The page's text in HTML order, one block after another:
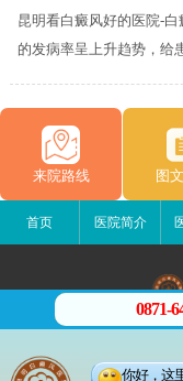
昆明看白癜风好的医院-
的发病率呈上升趋势，给
来院路线 图
首页 医院简介
版
0871-
你好，这